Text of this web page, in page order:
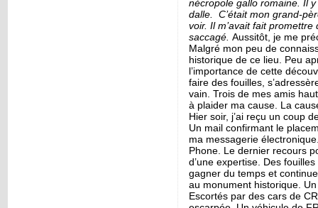
nécropole gallo romaine. Il y
dalle. C’était mon grand-
voir. Il m’avait fait
saccagé. Aussitôt, je me
Malgré mon peu de
historique de ce lieu. Peu
l’importance de cette
faire des fouilles,
vain. Trois de mes amis
à plaider ma cause. La
Hier soir, j’ai reçu un coup
Un mail confirmant le
ma messagerie
Phone. Le dernier recours
d’une expertise. Des
gagner du temps et
au monument historique.
Escortés par des cars de